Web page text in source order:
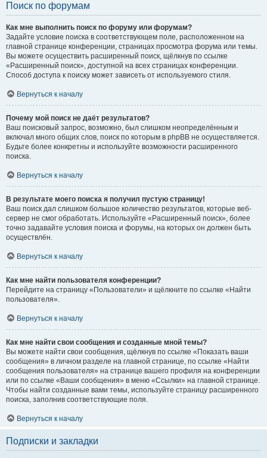
Поиск по форумам
Как мне выполнить поиск по форуму или форумам?
Задайте условие поиска в соответствующем поле, расположенном на
главной странице конференции, страницах просмотра форума или темы.
Вы можете осуществить расширенный поиск, щёлкнув по ссылке
«Расширенный поиск», доступной на всех страницах конференции.
Способ доступа к поиску может зависеть от используемого стиля.
Вернуться к началу
Почему мой поиск не даёт результатов?
Ваш поисковый запрос, возможно, был слишком неопределённым и
включал много общих слов, поиск по которым в phpBB не осуществляется.
Будьте более конкретны и используйте возможности расширенного
поиска.
Вернуться к началу
В результате моего поиска я получил пустую страницу!
Ваш поиск дал слишком большое количество результатов, которые веб-
сервер не смог обработать. Используйте «Расширенный поиск», более
точно задавайте условия поиска и форумы, на которых он должен быть
осуществлён.
Вернуться к началу
Как мне найти пользователя конференции?
Перейдите на страницу «Пользователи» и щёлкните по ссылке «Найти
пользователя».
Вернуться к началу
Как мне найти свои сообщения и созданные мной темы?
Вы можете найти свои сообщения, щёлкнув по ссылке «Показать ваши
сообщения» в личном разделе на главной странице, по ссылке «Найти
сообщения пользователя» на странице вашего профиля на конференции
или по ссылке «Ваши сообщения» в меню «Ссылки» на главной странице.
Чтобы найти созданные вами темы, используйте страницу расширенного
поиска, заполнив соответствующие поля.
Вернуться к началу
Подписки и закладки